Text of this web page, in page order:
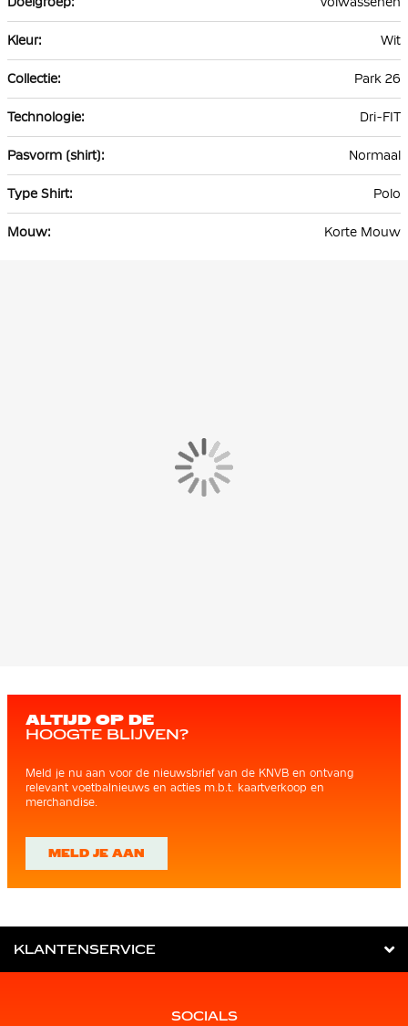
Wit
Park 26
Dri-FIT
Normaal
Polo
Korte Mouw
ALTIJD OP DE
HOOGTE BLIJVEN?
Meld je nu aan voor de nieuwsbrief van de KNVB en ontvang
relevant voetbalnieuws en acties m.b.t. kaartverkoop en
merchandise.
MELD JE AAN
KLANTENSERVICE
SOCIALS